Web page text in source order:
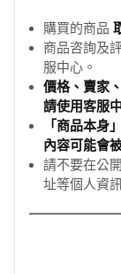
購買的商品
商品咨詢及
服中心。
價格、賣家
請使用客服
「商品本身
內容可能會
請不要在公
址等個人資